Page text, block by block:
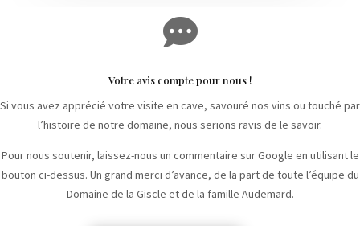

Votre avis compte pour nous !
Si vous avez apprécié votre visite en cave, savouré nos vins ou touché par
l’histoire de notre domaine, nous serions ravis de le savoir.
Pour nous soutenir, laissez-nous un commentaire sur Google en utilisant le
bouton ci-dessus. Un grand merci d’avance, de la part de toute l’équipe du
Domaine de la Giscle et de la famille Audemard.